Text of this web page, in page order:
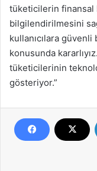
tüketicilerin finansal
bilgilendirilmesini
kullanıcılara
konusunda
tüketicilerinin
gösteriyor.”